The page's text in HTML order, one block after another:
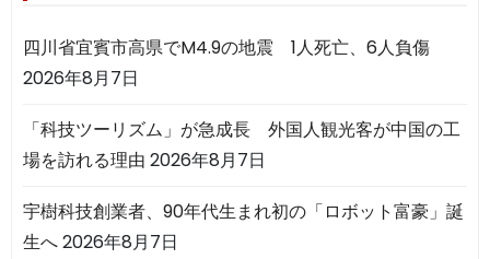
四川省宜賓市高県でM4.9の地震 1人死亡、6人負傷
2026年8月7日
「科技ツーリズム」が急成長 外国人観光客が中国の工
場を訪れる理由 2026年8月7日
宇樹科技創業者、90年代生まれ初の「ロボット富豪」誕
生へ2026年8月7日